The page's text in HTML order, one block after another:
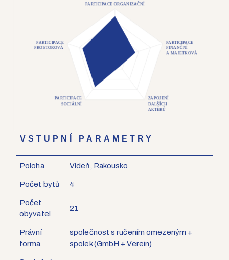
PARTICIPACE ORGANIZAČNÍ
PARTICIPACE
FINANČNÍ
A MAJETKOVÁ
ZAPOJENÍ
DALŠÍCH
AKTÉRŮ
PARTICIPACE
SOCIÁLNÍ
PARTICIPACE
PROSTOROVÁ
VSTUPNÍ PARAMETRY
Poloha Vídeň, Rakousko
Počet bytů 4
Počet
obyvatel
21
Právní
forma
společnost s ručením omezeným +
spolek (GmbH + Verein)